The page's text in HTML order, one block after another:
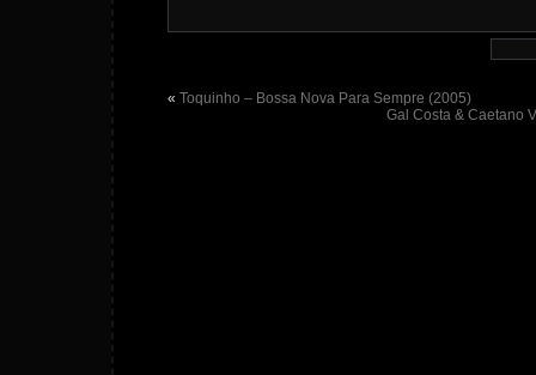
« Toquinho – Bossa Nova Para Sempre (2005)
Gal Costa & Caetano